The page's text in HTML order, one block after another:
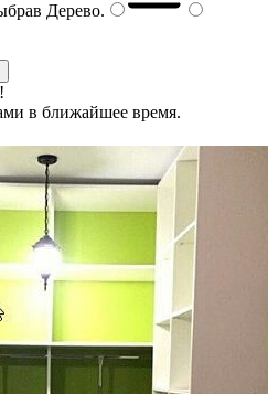
Дерево.
в ближайшее время.